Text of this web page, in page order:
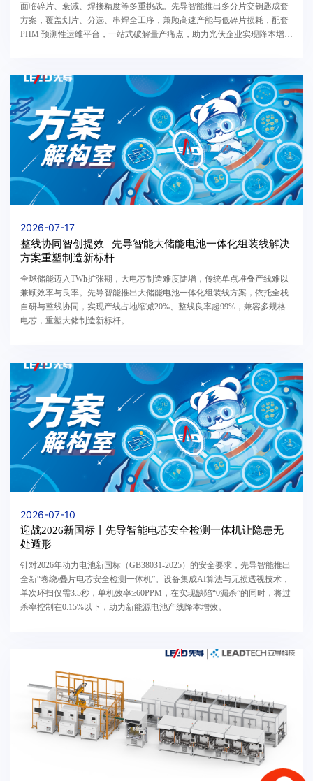
面临碎片、衰减、焊接精度等多重挑战。先导智能推出多分片交钥匙成套
方案，覆盖划片、分选、串焊全工序，兼顾高速产能与低碎片损耗，配套
PHM 预测性运维平台，一站式破解量产痛点，助力光伏企业实现降本增
2026-07-17
整线协同智创提效 | 先导智能大储能电池一体化组装线解决
方案重塑制造新标杆
全球储能迈入TWh扩张期，大电芯制造难度陡增，传统单点堆叠产线难以
兼顾效率与良率。先导智能推出大储能电池一体化组装线方案，依托全栈
自研与整线协同，实现产线占地缩减20%、整线良率超99%，兼容多规格
电芯，重塑大储制造新标杆。
2026-07-10
迎战2026新国标丨先导智能电芯安全检测一体机让隐患无
处遁形
针对2026年动力电池新国标（GB38031-2025）的安全要求，先导智能推出
全新“卷绕/叠片电芯安全检测一体机”。设备集成AI算法与无损透视技术，
单次环扫仅需3.5秒，单机效率≥60PPM，在实现缺陷“0漏杀”的同时，将过
杀率控制在0.15%以下，助力新能源电池产线降本增效。